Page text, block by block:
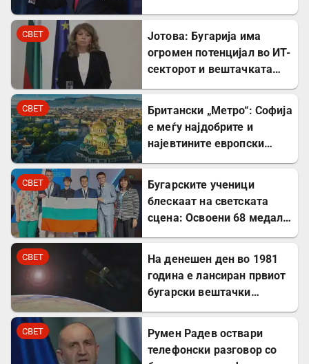
СВЕТ
Јотова: Бугарија има
огромен потенцијал во ИТ-
секторот и вештачката
СВЕТ
Британски „Метро“: Софија
е меѓу најдобрите и
најевтините европски
СВЕТ
Бугарските ученици
блескаат на светската
сцена: Освоени 68 медали
година
СВЕТ
На денешен ден во 1981
година е лансиран првиот
бугарски вештачки
СВЕТ
Румен Радев оствари
телефонски разговор со